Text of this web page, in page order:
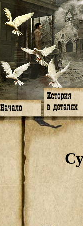
Главная
Программа
Форум
Facebook
Гостевая
Книги
Галереи
Музыка
Видео
Субтитры
Заметки
Мысли